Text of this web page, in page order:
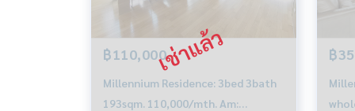
฿110,000
Millennium Residence: 3bed 3bath
193sqm. 110,000/mth. Am:
฿